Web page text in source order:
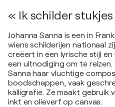
« Ik schilder
Johanna Sanna is een in
wiens schilderijen nationaal
creëert in een lyrische stijl
een uitnodiging om te
Sanna haar vluchtige
boodschappen, vaak
kalligrafie. Ze maakt gebruik
inkt en olieverf op canvas.